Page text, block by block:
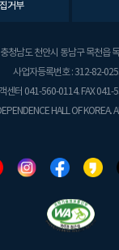
거부
청남도 천안시 동남구 목천읍
사업자등록번호 : 312-82-
센터 041-560-0114. FAX 041-
HALL OF KOREA.